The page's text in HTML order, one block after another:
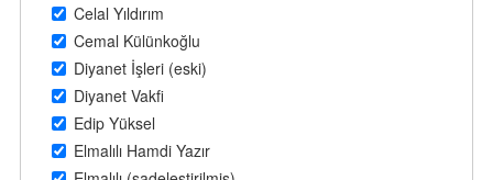
Celal Yıldırım
Cemal Külünkoğlu
Diyanet İşleri (eski)
Diyanet Vakfi
Edip Yüksel
Elmalılı Hamdi Yazır